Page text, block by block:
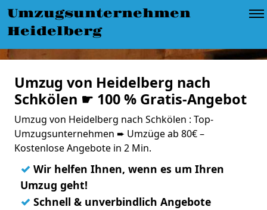
Umzugsunternehmen
Heidelberg
Umzug von Heidelberg nach
Schkölen ☛ 100 % Gratis-Angebot
Umzug von Heidelberg nach Schkölen : Top-
Umzugsunternehmen ➨ Umzüge ab 80€ –
Kostenlose Angebote in 2 Min.
✓ Wir helfen Ihnen, wenn es um Ihren
Umzug geht!
✓ Schnell & unverbindlich Angebote